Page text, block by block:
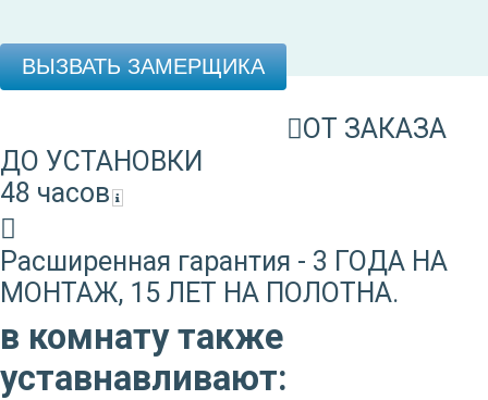
ВЫЗВАТЬ ЗАМЕРЩИКА
ОТ ЗАКАЗА
ДО УСТАНОВКИ
48 часов
Расширенная гарантия - 3 ГОДА НА
МОНТАЖ, 15 ЛЕТ НА ПОЛОТНА.
в комнату также
уставнавливают: